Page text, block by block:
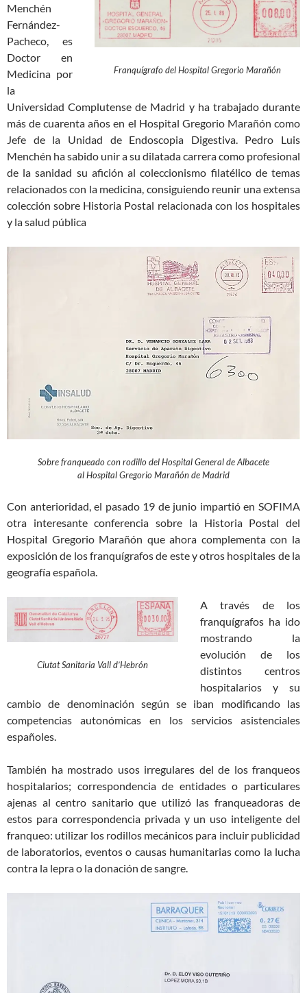
Franquígrafo del Hospital Gregorio Marañón
Menchén
Fernández-
Pacheco, es
Doctor en
Medicina por
la
Universidad Complutense de Madrid y ha trabajado durante
más de cuarenta años en el Hospital Gregorio Marañón como
Jefe de la Unidad de Endoscopia Digestiva. Pedro Luis
Menchén ha sabido unir a su dilatada carrera como profesional
de la sanidad su afición al coleccionismo filatélico de temas
relacionados con la medicina, consiguiendo reunir una extensa
colección sobre Historia Postal relacionada con los hospitales
y la salud pública
Sobre franqueado con rodillo del Hospital General de Albacete
al Hospital Gregorio Marañón de Madrid
Con anterioridad, el pasado 19 de junio impartió en SOFIMA
otra interesante conferencia sobre la Historia Postal del
Hospital Gregorio Marañón que ahora complementa con la
exposición de los franquígrafos de este y otros hospitales de la
geografía española.
Ciutat Sanitaria Vall d’Hebrón
A través de los
franquígrafos ha ido
mostrando la
evolución de los
distintos centros
hospitalarios y su
cambio de denominación según se iban modificando las
competencias autonómicas en los servicios asistenciales
españoles.
También ha mostrado usos irregulares del de los franqueos
hospitalarios; correspondencia de entidades o particulares
ajenas al centro sanitario que utilizó las franqueadoras de
estos para correspondencia privada y un uso inteligente del
franqueo: utilizar los rodillos mecánicos para incluir publicidad
de laboratorios, eventos o causas humanitarias como la lucha
contra la lepra o la donación de sangre.